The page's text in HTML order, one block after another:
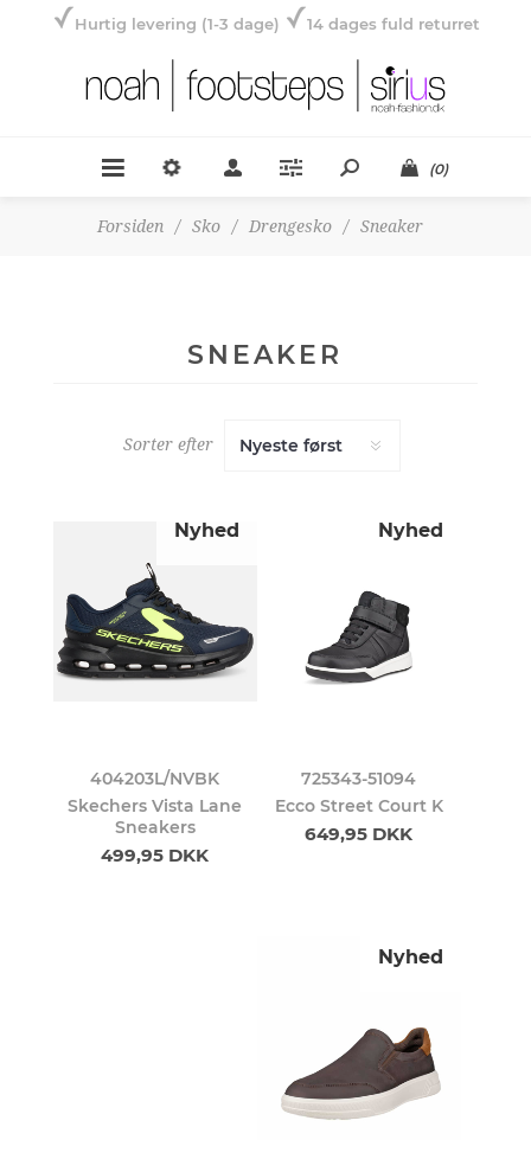
Hurtig levering (1-3 dage) 14 dages fuld returret
(0)
Forsiden / Sko / Drengesko / Sneaker
SNEAKER
Sorter efter
Nyhed
404203L/NVBK
Skechers Vista Lane
Sneakers
499,95 DKK
Nyhed
725343-51094
Ecco Street Court K
649,95 DKK
Nyhed